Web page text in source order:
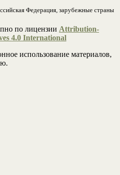
Федерация, зарубежные страны
по лицензии Attribution-
4.0 International
использование материалов,